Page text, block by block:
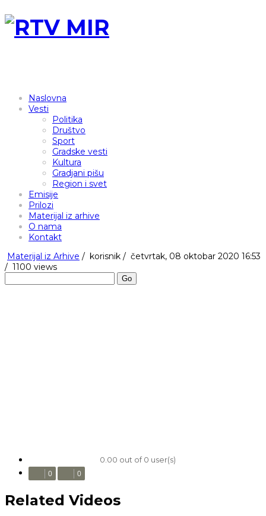
Naslovna
Vesti
Politika
Društvo
Sport
Gradske vesti
Kultura
Gradjani pišu
Region i svet
Emisije
Prilozi
Materijal iz arhive
O nama
Kontakt
Materijal iz Arhive / korisnik / četvrtak, 08 oktobar 2020 16:53
/ 1100 views
Go
0.00 out of 0 user(s)
0 0
Related Videos